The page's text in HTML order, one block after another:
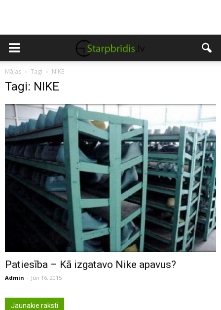
Mājas Tagi NIKE
Tagi: NIKE
Patiesība – Kā izgatavo Nike apavus?
Admin - Jūn 16, 2015
Jaunakie raksti